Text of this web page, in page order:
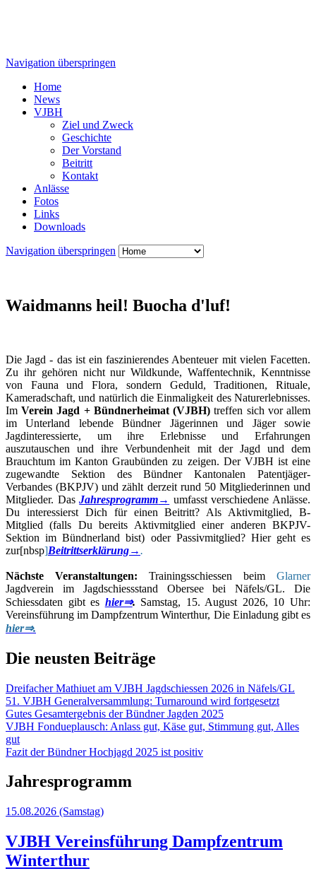
Navigation überspringen
Home
News
VJBH
Ziel und Zweck
Geschichte
Der Vorstand
Beitritt
Kontakt
Anlässe
Fotos
Links
Downloads
Navigation überspringen
Waidmanns heil! Buocha d'luf!
Die Jagd - das ist ein faszinierendes Abenteuer mit vielen Facetten.
Zu ihr gehören nicht nur Wildkunde, Waffentechnik, Kenntnisse
von Fauna und Flora, sondern Geduld, Traditionen, Rituale,
Kameradschaft, und natürlich die Einmaligkeit des Naturerlebnisses.
ImVerein Jagd + Bündnerheimat (VJBH)treffen sich vor allem
im Unterland lebende Bündner Jägerinnen und Jäger sowie
Jagdinteressierte, um ihre Erlebnisse und Erfahrungen
auszutauschen und ihre Verbundenheit mit der Jagd und dem
Brauchtum im Kanton Graubünden zu zeigen. Der VJBH ist eine
zugewandte Sektion des Bündner Kantonalen Patentjäger-
Verbandes (BKPJV) und zählt derzeit rund 50 Mitgliederinnen und
Mitglieder. DasJahresprogramm→ umfasst verschiedene Anlässe.
Du interessierst Dich für einen Beitritt? Als Aktivmitglied, B-
Mitglied (falls Du bereits Aktivmitglied einer anderen BKPJV-
Sektion im Bündnerland bist) oder Passivmitglied? Hier geht es
zur[nbsp]Beitrittserklärung→.
Nächste Veranstaltungen: Trainingsschiessen beim Glarner
Jagdverein im Jagdschiessstand Obersee bei Näfels/GL. Die
Schiessdaten gibt es hier⇒. Samstag, 15. August 2026, 10 Uhr:
Vereinsführung im Dampfzentrum Winterthur, Die Einladung gibt es
hier⇒.
Die neusten Beiträge
Dreifacher Mathiuet am VJBH Jagdschiessen 2026 in Näfels/GL
51. VJBH Generalversammlung: Turnaround wird fortgesetzt
Gutes Gesamtergebnis der Bündner Jagden 2025
VJBH Fondueplausch: Anlass gut, Käse gut, Stimmung gut, Alles
gut
Fazit der Bündner Hochjagd 2025 ist positiv
Jahresprogramm
15.08.2026 (Samstag)
VJBH Vereinsführung Dampfzentrum
Winterthur